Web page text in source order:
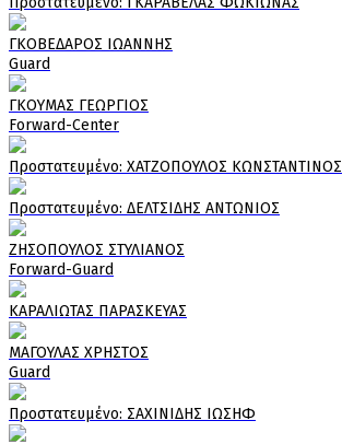
ΓΚΟΒΕΔΑΡΟΣ ΙΩΑΝΝΗΣ
Guard
ΓΚΟΥΜΑΣ ΓΕΩΡΓΙΟΣ
Forward-Center
Πρoστατευμένο: ΧΑΤΖΟΠΟΥΛΟΣ ΚΩΝΣΤΑΝΤΙΝΟΣ
Πρoστατευμένο: ΔΕΛΤΣΙΔΗΣ ΑΝΤΩΝΙΟΣ
ΖΗΣΟΠΟΥΛΟΣ ΣΤΥΛΙΑΝΟΣ
Forward-Guard
ΚΑΡΑΛΙΩΤΑΣ ΠΑΡΑΣΚΕΥΑΣ
ΜΑΓΟΥΛΑΣ ΧΡΗΣΤΟΣ
Guard
Πρoστατευμένο: ΣΑΧΙΝΙΔΗΣ ΙΩΣΗΦ